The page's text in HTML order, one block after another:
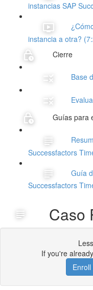
instancias SAP
instancia a otra?
Cierre
Base
Guías para
Successfactors
Guía
Successfactors
Caso
If you're